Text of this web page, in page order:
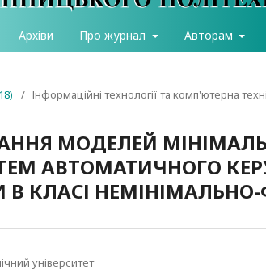
Архіви Про журнал Авторам
/ Інформаційні технології та комп'ютерна
МОДЕЛЕЙ
АВТОМАТИЧНОГО
В КЛАСІ
університет